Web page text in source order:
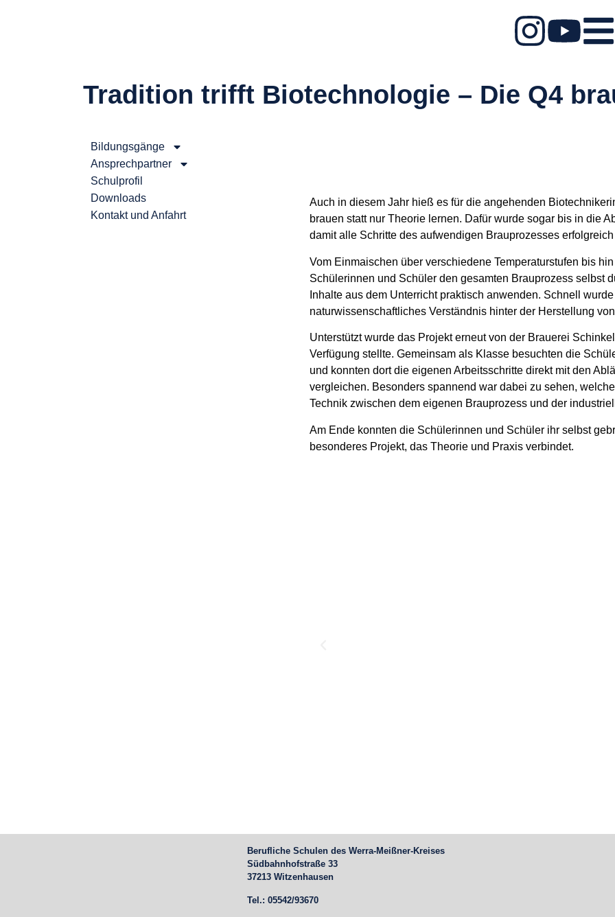
Tradition trifft Biotechnologie – Die Q4
Bildungsgänge
Ansprechpartner
Schulprofil
Downloads
Kontakt und Anfahrt
Auch in diesem Jahr hieß es für die angehenden
brauen statt nur Theorie lernen. Dafür wurde sogar bis in die
damit alle Schritte des aufwendigen Brauprozesses
Vom Einmaischen über verschiedene Temperaturstufen bis
Schülerinnen und Schüler den gesamten Brauprozess selbst
Inhalte aus dem Unterricht praktisch anwenden. Schnell
naturwissenschaftliches Verständnis hinter der Herstellung
Unterstützt wurde das Projekt erneut von der Brauerei
Verfügung stellte. Gemeinsam als Klasse besuchten die
und konnten dort die eigenen Arbeitsschritte direkt mit den
vergleichen. Besonders spannend war dabei zu sehen,
Technik zwischen dem eigenen Brauprozess und der
Am Ende konnten die Schülerinnen und Schüler ihr selbst
besonderes Projekt, das Theorie und Praxis verbindet.
Berufliche Schulen des Werra-Meißner-Kreises
Südbahnhofstraße 33
37213 Witzenhausen
Tel.: 05542/93670